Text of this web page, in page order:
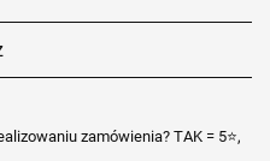
zamówienia? TAK = 5⭐,